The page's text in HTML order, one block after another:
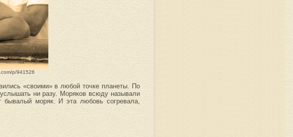
p/941526
«своими» в любой точке планеты. По
ни разу. Моряков всюду называли
моряк. И эта любовь согревала,